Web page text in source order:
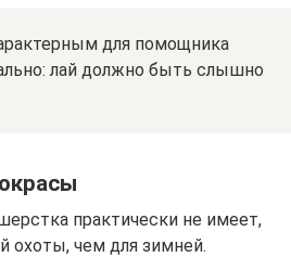
для помощника
лай должно быть слышно
практически не имеет,
охоты, чем для зимней.